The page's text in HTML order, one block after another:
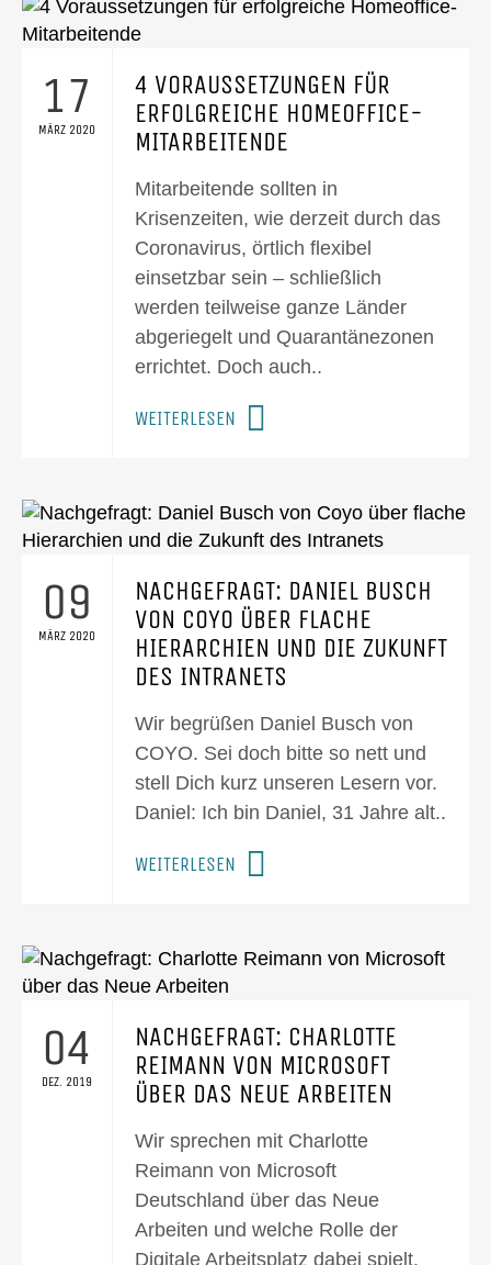
17
MÄRZ 2020
4 VORAUSSETZUNGEN FÜR
ERFOLGREICHE HOMEOFFICE-
MITARBEITENDE
Mitarbeitende sollten in
Krisenzeiten, wie derzeit durch das
Coronavirus, örtlich flexibel
einsetzbar sein – schließlich
werden teilweise ganze Länder
abgeriegelt und Quarantänezonen
errichtet. Doch auch..
WEITERLESEN
09
MÄRZ 2020
NACHGEFRAGT: DANIEL BUSCH
VON COYO ÜBER FLACHE
HIERARCHIEN UND DIE ZUKUNFT
DES INTRANETS
Wir begrüßen Daniel Busch von
COYO. Sei doch bitte so nett und
stell Dich kurz unseren Lesern vor.
Daniel: Ich bin Daniel, 31 Jahre alt..
WEITERLESEN
04
DEZ. 2019
NACHGEFRAGT: CHARLOTTE
REIMANN VON MICROSOFT
ÜBER DAS NEUE ARBEITEN
Wir sprechen mit Charlotte
Reimann von Microsoft
Deutschland über das Neue
Arbeiten und welche Rolle der
Digitale Arbeitsplatz dabei spielt.